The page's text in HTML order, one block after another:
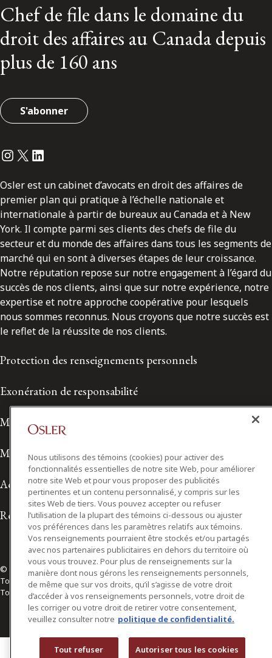
Chef de file dans le domaine du
droit des affaires au Canada depuis
plus de 160 ans
S'abonner
Instagram
Twitter
LinkedIn
Osler est un cabinet d’avocats en droit des affaires de
premier plan qui pratique à l’échelle nationale et
internationale à partir de bureaux au Canada et à New
York. Il compte parmi ses clients des chefs de file du
secteur et du monde des affaires dans tous les segments de
marché qui en sont à diverses étapes de leur croissance.
Notre réputation repose sur notre engagement à l’égard du
succès de nos clients, ainsi que sur notre expérience, notre
expertise et notre approche coopérative pour lesquels
nous sommes reconnus. Nous croyons que notre succès est
le reflet de la réussite de nos clients.
Protection des renseignements personnels
Exonération de responsabilité
Modalités de prestation de services
Modalités d'utilisation
Accessibilité
Relations avec les médias
© 2026 Osler, Hoskin & Harcourt S.E.N.C.R.L./s.r.l.
Tous droits réservés
Toronto | Montréal | Calgary | Vancouver | Ottawa | New York
Nous utilisons des témoins (cookies) pour activer des
fonctionnalités essentielles de notre site Web, pour améliorer
notre site Web et pour vous proposer des publicités
pertinentes et un contenu personnalisé, y compris sur les
sites Web de tiers. Vous pouvez accepter ou refuser
l’utilisation de la plupart des témoins ci-dessous ou ajuster
vos préférences dans les paramètres relatifs aux témoins.
Vos renseignements pourraient être stockés et/ou partagés
avec nos partenaires publicitaires en dehors du territoire où
vous vous trouvez. Pour plus de renseignements sur la
manière dont nous gérons les renseignements personnels,
de même que sur vos droits, qu’il s’agisse de votre droit
d’accéder à vos renseignements personnels, votre droit de
les corriger ou votre droit de retirer votre consentement,
veuillez consulter notre politique de confidentialité.
Tout refuser Autoriser tous les cookies